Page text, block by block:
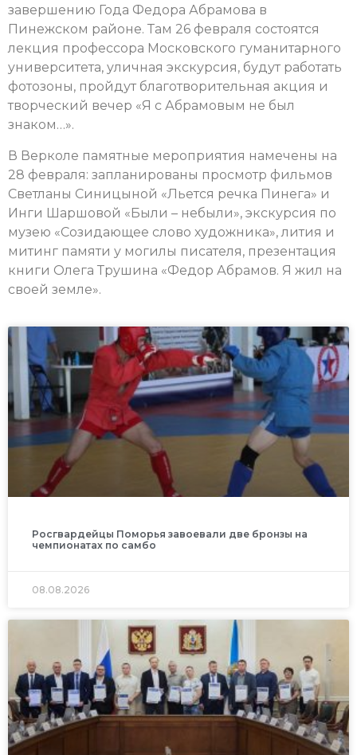
завершению Года Федора Абрамова в
Пинежском районе. Там 26 февраля состоятся
лекция профессора Московского гуманитарного
университета, уличная экскурсия, будут работать
фотозоны, пройдут благотворительная акция и
творческий вечер «Я с Абрамовым не был
знаком…».
В Верколе памятные мероприятия намечены на
28 февраля: запланированы просмотр фильмов
Светланы Синицыной «Льется речка Пинега» и
Инги Шаршовой «Были – небыли», экскурсия по
музею «Созидающее слово художника», лития и
митинг памяти у могилы писателя, презентация
книги Олега Трушина «Федор Абрамов. Я жил на
своей земле».
Росгвардейцы Поморья завоевали две бронзы на
чемпионатах по самбо
08.08.2026